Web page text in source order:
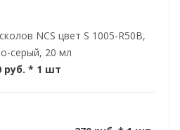
NCS цвет S 1005-R50B,
серый, 20 мл
руб. * 1 шт